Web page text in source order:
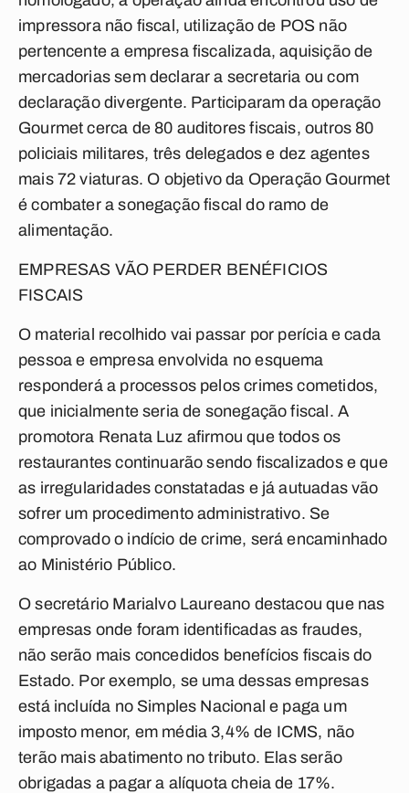
impressora não fiscal, utilização de POS não
pertencente a empresa fiscalizada, aquisição de
mercadorias sem declarar a secretaria ou com
declaração divergente. Participaram da operação
Gourmet cerca de 80 auditores fiscais, outros 80
policiais militares, três delegados e dez agentes
mais 72 viaturas. O objetivo da Operação Gourmet
é combater a sonegação fiscal do ramo de
alimentação.
EMPRESAS VÃO PERDER BENÉFICIOS
FISCAIS
O material recolhido vai passar por perícia e cada
pessoa e empresa envolvida no esquema
responderá a processos pelos crimes cometidos,
que inicialmente seria de sonegação fiscal. A
promotora Renata Luz afirmou que todos os
restaurantes continuarão sendo fiscalizados e que
as irregularidades constatadas e já autuadas vão
sofrer um procedimento administrativo. Se
comprovado o indício de crime, será encaminhado
ao Ministério Público.
O secretário Marialvo Laureano destacou que nas
empresas onde foram identificadas as fraudes,
não serão mais concedidos benefícios fiscais do
Estado. Por exemplo, se uma dessas empresas
está incluída no Simples Nacional e paga um
imposto menor, em média 3,4% de ICMS, não
terão mais abatimento no tributo. Elas serão
obrigadas a pagar a alíquota cheia de 17%.